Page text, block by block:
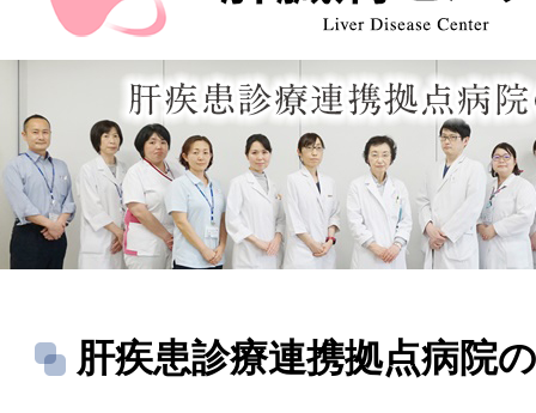
肝疾患診療連携拠点病院